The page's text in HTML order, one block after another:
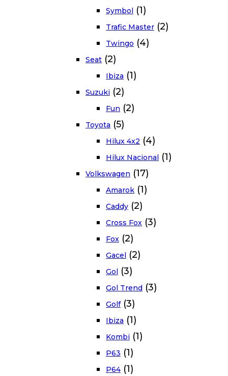
Symbol (1)
Trafic Master (2)
Twingo (4)
Seat (2)
Ibiza (1)
Suzuki (2)
Fun (2)
Toyota (5)
Hilux 4x2 (4)
Hilux Nacional (1)
Volkswagen (17)
Amarok (1)
Caddy (2)
Cross Fox (3)
Fox (2)
Gacel (2)
Gol (3)
Gol Trend (3)
Golf (3)
Ibiza (1)
Kombi (1)
P63 (1)
P64 (1)